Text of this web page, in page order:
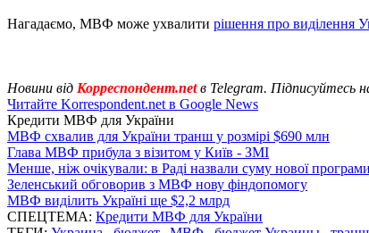
Нагадаємо, МВФ може ухвалити рішення про виділення
Новини від Корреспондент.netв Telegram. Підписуйтесь
Читайте Korrespondent.net в Google News
Кредити МВФ для України
МВФ схвалив для України транш у розмірі $690 млн
Глава МВФ прибула з візитом у Київ - ЗМІ
Менше, ніж очікували: в Раді назвали суму нової
Зеленський обговорив з МВФ нову фіндопомогу
МВФ виділить Україні ще $2,2 млрд
СПЕЦТЕМА: Кредити МВФ для України